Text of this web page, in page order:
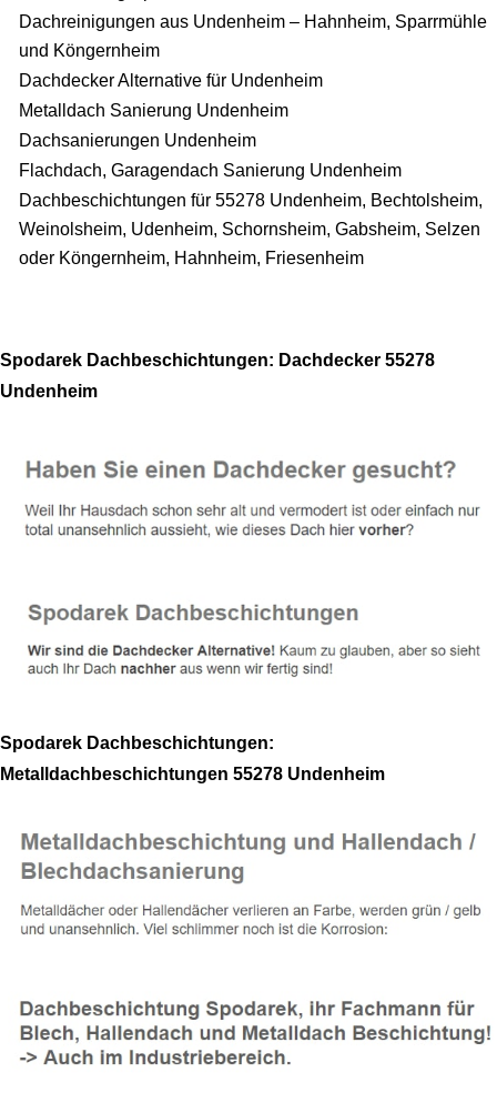
Dachreinigungen aus Undenheim – Hahnheim, Sparrmühle
und Köngernheim
Dachdecker Alternative für Undenheim
Metalldach Sanierung Undenheim
Dachsanierungen Undenheim
Flachdach, Garagendach Sanierung Undenheim
Dachbeschichtungen für 55278 Undenheim, Bechtolsheim,
Weinolsheim, Udenheim, Schornsheim, Gabsheim, Selzen
oder Köngernheim, Hahnheim, Friesenheim
Spodarek Dachbeschichtungen: Dachdecker 55278
Undenheim
Spodarek Dachbeschichtungen:
Metalldachbeschichtungen 55278 Undenheim